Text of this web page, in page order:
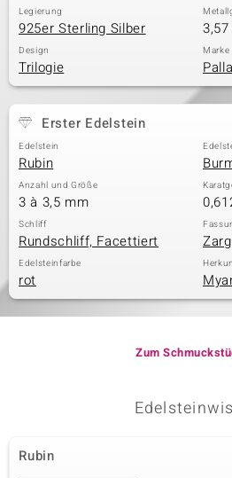
Legierung
925er Sterling Silber
Design
Trilogie
Marke
Erster Edelstein
Edelstein
Rubin
Anzahl und Größe
3 à 3,5 mm
Schliff
Rundschliff, Facettiert
Edelsteinfarbe
rot
Zum
Rubin